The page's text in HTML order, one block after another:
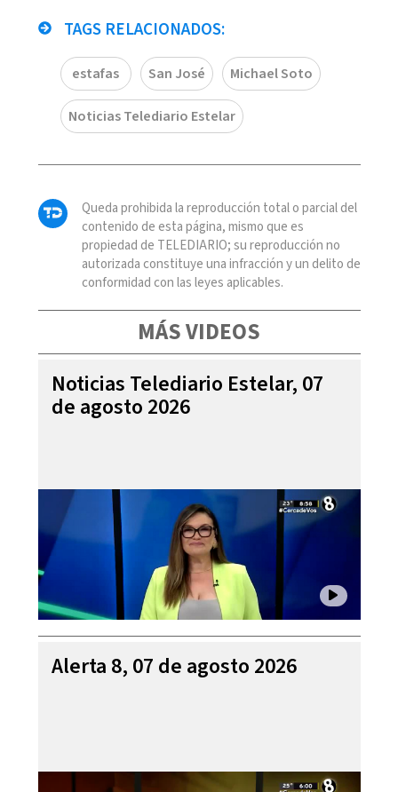
TAGS RELACIONADOS:
estafas San José Michael Soto
Noticias Telediario Estelar
Queda prohibida la reproducción total o parcial del
contenido de esta página, mismo que es
propiedad de TELEDIARIO; su reproducción no
autorizada constituye una infracción y un delito de
conformidad con las leyes aplicables.
MÁS VIDEOS
Noticias Telediario Estelar, 07
de agosto 2026
Alerta 8, 07 de agosto 2026